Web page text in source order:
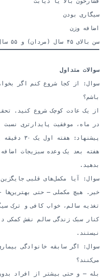
سیگاری بودن
اضافه وزن
سن بالای ۴۵ سال (مردان) و ۵۵ سال (زنان)
سوالات متداول
سوال: از کجا شروع کنم اگر
باشم؟
از یک عادت کوچک شروع کنید.
در ماه، موفقیت پایدارتری
پیشنهاد:
هفته بعد یک وعده سبزیجات
بدهید.
سوال: آیا مکمل‌های قلبی
خیر. هیچ مکملی — حتی بهترین‌ها
تغذیه سالم، خواب کافی و ترک
کنار سبک زندگی سالم نقش کمکی
نیستند.
سوال: اگر سابقه خانوادگی
می‌کنند؟
بله — و حتی بیشتر از افراد